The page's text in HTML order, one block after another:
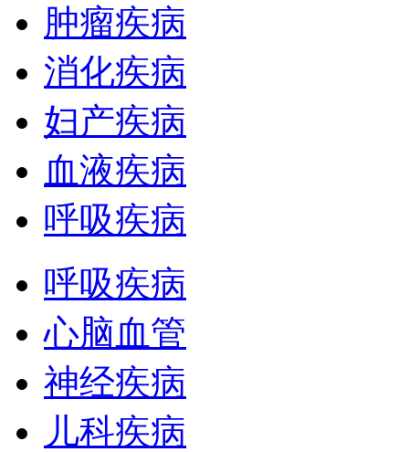
肿瘤疾病
消化疾病
妇产疾病
血液疾病
呼吸疾病
呼吸疾病
心脑血管
神经疾病
儿科疾病